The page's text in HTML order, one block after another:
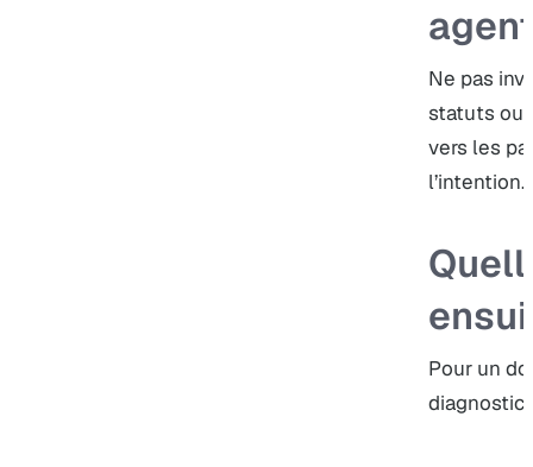
Ne pas
statuts ou
vers les
l’intention.
Pour un
diagnostic